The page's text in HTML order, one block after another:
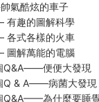
氣酷炫的車子
有趣的圖解科學
各式各樣的火車
圖解萬能的電腦
Q&A――便便大發現
Q & A――病菌大發現
Q&A——為什麼要睡